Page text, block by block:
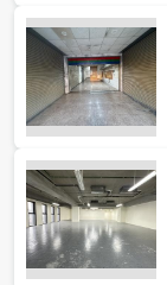
嘉義市
嘉義縣
台南市
高雄市
澎湖縣
20~30 坪
40~50 坪
60~70 坪
80坪以上